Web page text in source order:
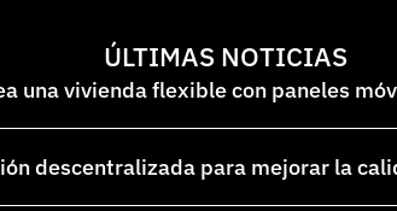
ÚLTIMAS NOTICIAS
una vivienda flexible con paneles
descentralizada para mejorar la